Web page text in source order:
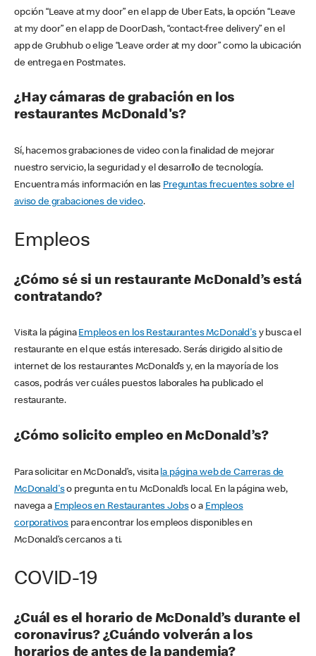
opción “Leave at my door” en el app de Uber Eats, la opción “Leave
at my door” en el app de DoorDash, “contact-free delivery” en el
app de Grubhub o elige “Leave order at my door” como la ubicación
de entrega en Postmates.
¿Hay cámaras de grabación en los
restaurantes McDonald's?
Sí, hacemos grabaciones de video con la finalidad de mejorar
nuestro servicio, la seguridad y el desarrollo de tecnología.
Encuentra más información en las Preguntas frecuentes sobre el
aviso de grabaciones de video.
Empleos
¿Cómo sé si un restaurante McDonald’s está
contratando?
Visita la página Empleos en los Restaurantes McDonald'sy busca el
restaurante en el que estás interesado. Serás dirigido al sitio de
internet de los restaurantes McDonald’s y, en la mayoría de los
casos, podrás ver cuáles puestos laborales ha publicado el
restaurante.
¿Cómo solicito empleo en McDonald’s?
Para solicitar en McDonald’s, visita la página web de Carreras de
McDonald'so pregunta en tu McDonald’s local. En la página web,
navega a Empleos en Restaurantes Jobso a Empleos
corporativos para encontrar los empleos disponibles en
McDonald’s cercanos a ti.
COVID-19
¿Cuál es el horario de McDonald’s durante el
coronavirus? ¿Cuándo volverán a los
horarios de antes de la pandemia?